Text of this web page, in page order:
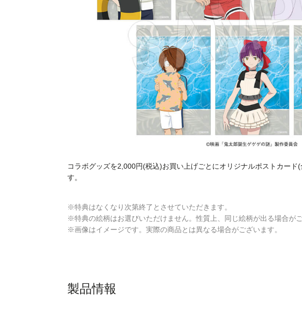
コラボグッズを2,000円(税込)お買い上げごとにオリジナルポストカード
す。
※特典はなくなり次第終了とさせていただきます。
※特典の絵柄はお選びいただけません。性質上、同じ絵柄が出る場合がご
※画像はイメージです。実際の商品とは異なる場合がございます。
製品情報